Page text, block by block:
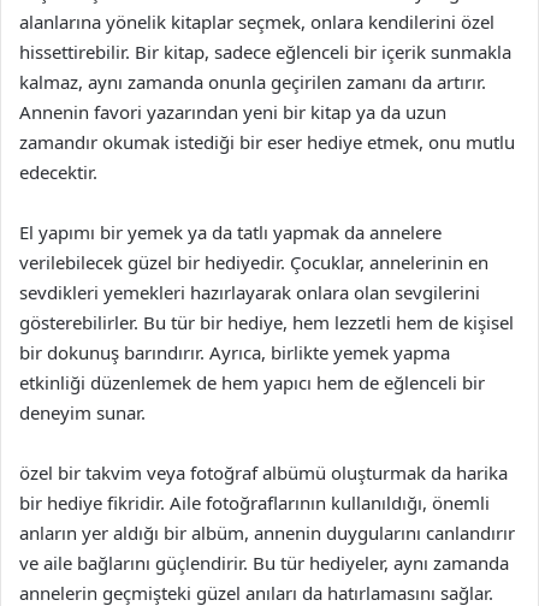
alanlarına yönelik kitaplar seçmek, onlara kendilerini özel
hissettirebilir. Bir kitap, sadece eğlenceli bir içerik sunmakla
kalmaz, aynı zamanda onunla geçirilen zamanı da artırır.
Annenin favori yazarından yeni bir kitap ya da uzun
zamandır okumak istediği bir eser hediye etmek, onu mutlu
edecektir.
El yapımı bir yemek ya da tatlı yapmak da annelere
verilebilecek güzel bir hediyedir. Çocuklar, annelerinin en
sevdikleri yemekleri hazırlayarak onlara olan sevgilerini
gösterebilirler. Bu tür bir hediye, hem lezzetli hem de kişisel
bir dokunuş barındırır. Ayrıca, birlikte yemek yapma
etkinliği düzenlemek de hem yapıcı hem de eğlenceli bir
deneyim sunar.
özel bir takvim veya fotoğraf albümü oluşturmak da harika
bir hediye fikridir. Aile fotoğraflarının kullanıldığı, önemli
anların yer aldığı bir albüm, annenin duygularını canlandırır
ve aile bağlarını güçlendirir. Bu tür hediyeler, aynı zamanda
annelerin geçmişteki güzel anıları da hatırlamasını sağlar.